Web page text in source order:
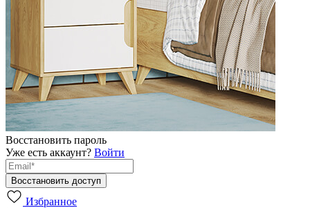
Восстановить пароль
Уже есть аккаунт? Войти
Избранное